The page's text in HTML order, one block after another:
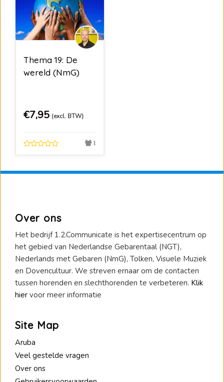
Thema 19: De
wereld (NmG)
€7,95 (excl. BTW)
1
Over ons
Het bedrijf 1.2.Communicate is het expertisecentrum op
het gebied van Nederlandse Gebarentaal (NGT),
Nederlands met Gebaren (NmG), Tolken, Visuele Muziek
en Dovencultuur. We streven ernaar om de contacten
tussen horenden en slechthorenden te verbeteren. Klik
hier voor meer informatie
Site Map
Aruba
Veel gestelde vragen
Over ons